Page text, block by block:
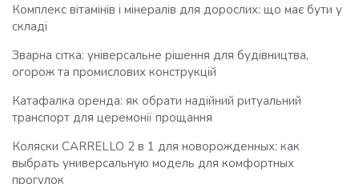
Комплекс вітамінів і мінералів для дорослих: що має бути у
складі
Зварна сітка: універсальне рішення для будівництва,
огорож та промислових конструкцій
Катафалка оренда: як обрати надійний ритуальний
транспорт для церемонії прощання
Коляски CARRELLO 2 в 1 для новорожденных: как
выбрать универсальную модель для комфортных
прогулок